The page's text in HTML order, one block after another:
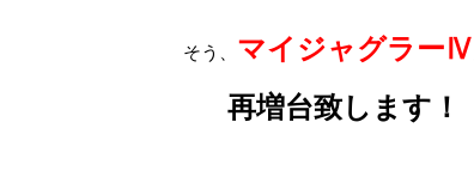
そう、 マイジャグラーⅣ
再増台致します！